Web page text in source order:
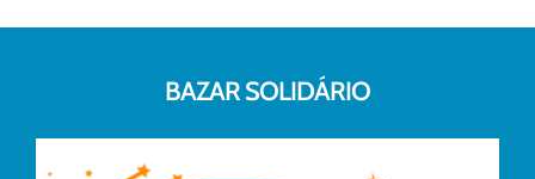
BAZAR SOLIDÁRIO